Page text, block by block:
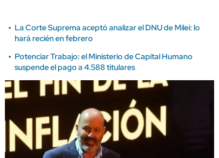
La Corte Suprema aceptó analizar el DNU de Milei: lo
hará recién en febrero
Potenciar Trabajo: el Ministerio de Capital Humano
suspende el pago a 4.588 titulares